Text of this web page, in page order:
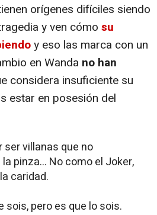
orígenes difíciles siendo
y ven cómo su
y eso las marca con un
en Wanda no han
considera insuficiente su
estar en posesión del
ser villanas que no
pinza… No como el Joker,
caridad.
sois, pero es que lo sois.